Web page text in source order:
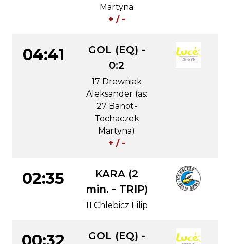
Martyna
+ / -
04:41
GOL (EQ) -
0:2
17 Drewniak
Aleksander (as:
27 Banot-
Tochaczek
Martyna)
+ / -
02:35
KARA (2
min. - TRIP)
11 Chlebicz Filip
GOL (EQ) -